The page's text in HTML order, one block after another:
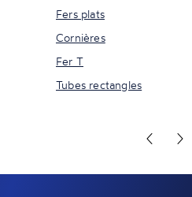
Fers plats
Cornières
Fer T
Tubes rectangles